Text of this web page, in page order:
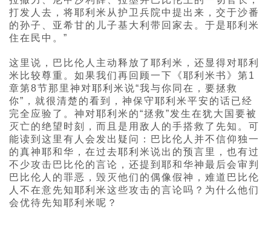
打发人去，将耶利米从护卫兵院中提出来，交于沙番
的孙子、亚希甘的儿子基大利带回家去。于是耶利米
住在民中。”
这里说，巴比伦人主动释放了耶利米，还显得对耶利
米比较尊重。如果我们再回顾一下《耶利米书》第1
章第8节那里神对耶利米说“我与你同在，要拯救
你”，就很清楚的看到，神保守耶利米平安的话已经
完全应验了。神对耶利米的“拯救”发生在犹大国要被
灭亡的绝望时刻，而且是用敌人的手搭救了先知。可
能读到这里有人会发出疑问：巴比伦人并不信仰独一
的真神耶和华，在过去耶利米说出的预言里，也有过
不少攻击巴比伦的言论，还提到耶和华神最后会审判
巴比伦人的罪恶，毁灭他们的偶像假神，难道巴比伦
人不在意先知耶利米这些攻击的言论吗？为什么他们
会优待先知耶利米呢？